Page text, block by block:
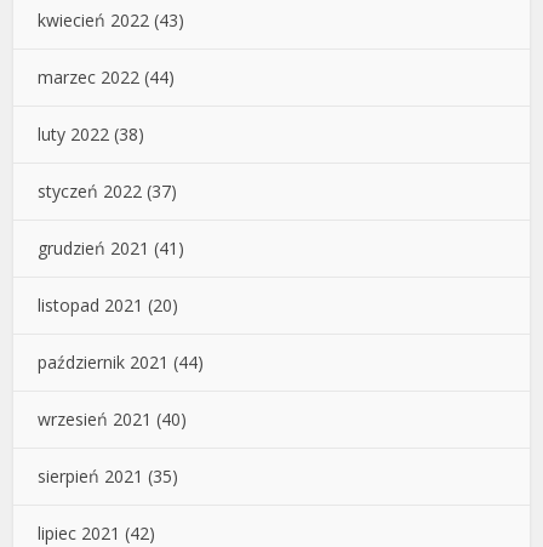
kwiecień 2022 (43)
marzec 2022 (44)
luty 2022 (38)
styczeń 2022 (37)
grudzień 2021 (41)
listopad 2021 (20)
październik 2021 (44)
wrzesień 2021 (40)
sierpień 2021 (35)
lipiec 2021 (42)